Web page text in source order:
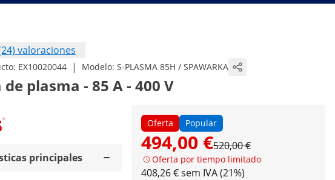
valoraciones
EX10020044 | Modelo: S-PLASMA 85H / SPAWARKA
plasma - 85 A - 400 V
Oferta Popular
494,00 €520,00 €
Oferta por tiempo limitado
408,26 € sem IVA (21%)
principales